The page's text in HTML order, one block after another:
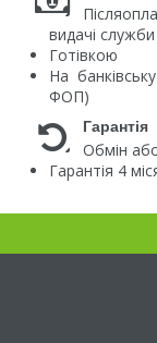
видачі
Готівкою
На
ФОП)
Гарантія
Обмін
Гарантія 4